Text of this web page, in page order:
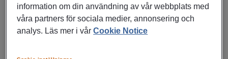
innebär att du arbetar 2 veckor i månaden fulla
arbetsdagar.
information om din användning av vår webbplats med
våra partners för sociala medier, annonsering och
analys. Läs mer i vårCookie Notice